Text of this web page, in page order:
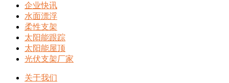
企业快讯
水面漂浮
柔性支架
太阳能跟踪
太阳能屋顶
光伏支架厂家
关于我们